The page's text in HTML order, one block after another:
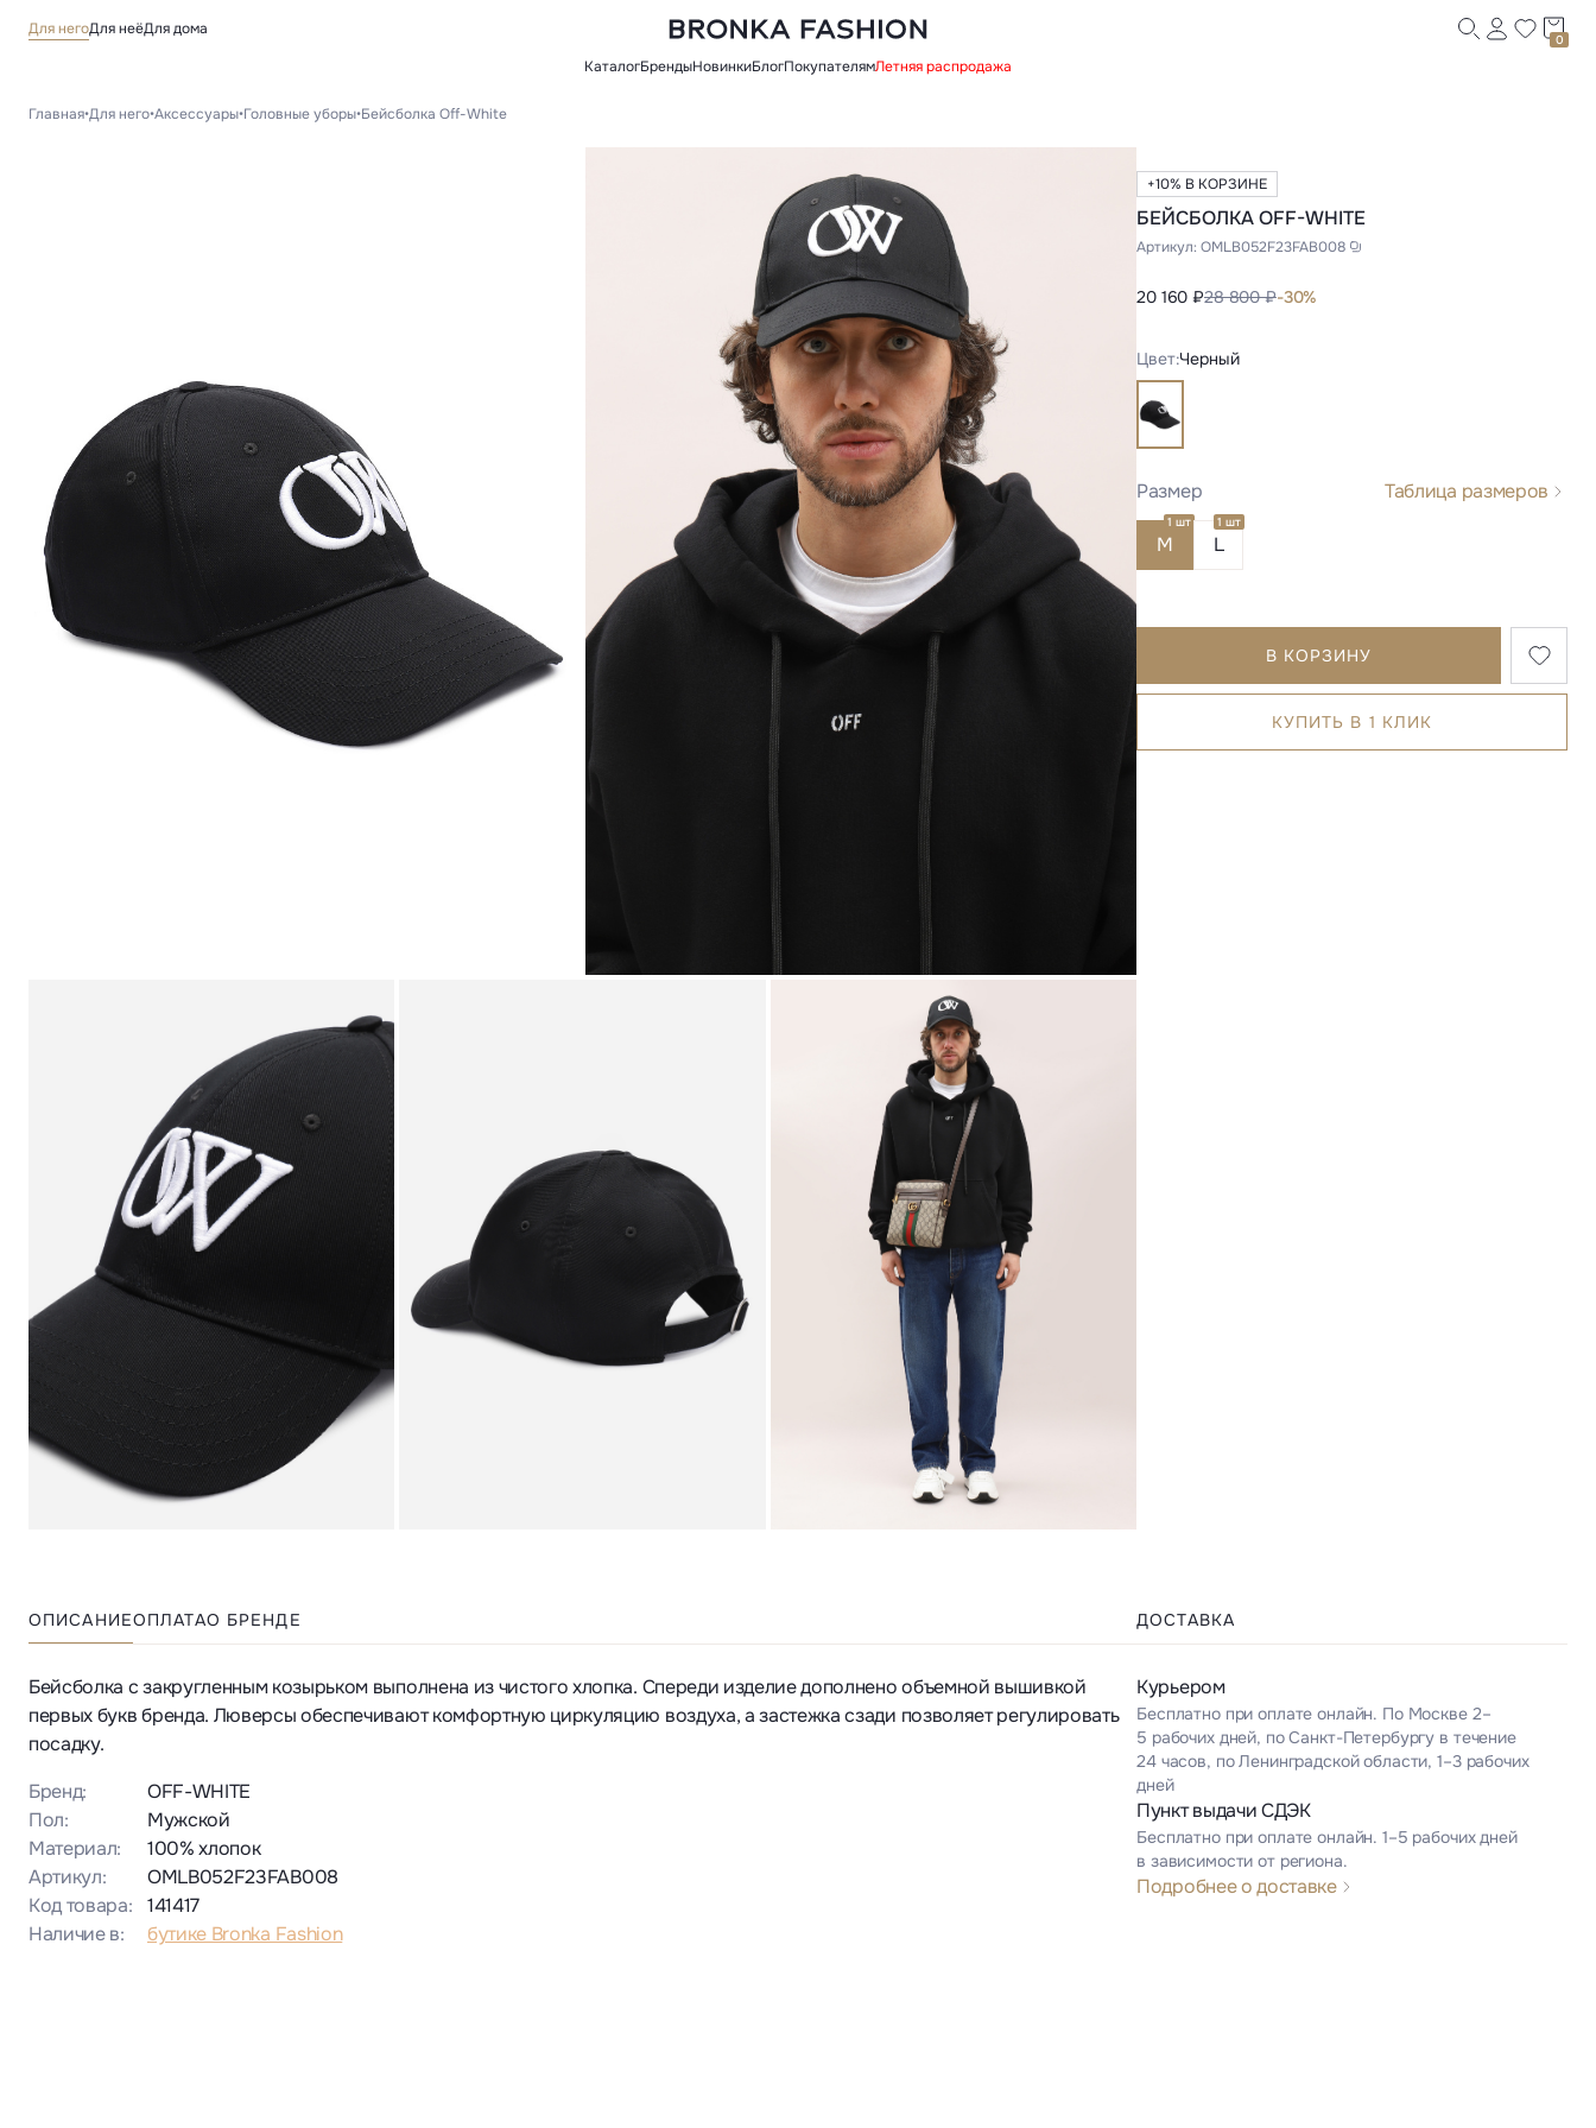
Для негоДля неёДля дома
0
КаталогБрендыНовинкиБлогПокупателямЛетняя распродажа
Главная•Для него•Аксессуары•Головные уборы•Бейсболка Off-White
+10% В КОРЗИНЕ
БЕЙСБОЛКА OFF-WHITE
Артикул:OMLB052F23FAB008
20 160 ₽28 800 ₽-30%
Цвет:Черный
Размер Таблица размеров
M
1 шт
L
1 шт
В КОРЗИНУ
КУПИТЬ В 1 КЛИК
ОПИСАНИЕОПЛАТАО БРЕНДЕ
Бейсболка с закругленным козырьком выполнена из чистого хлопка. Спереди изделие дополнено объемной вышивкой
первых букв бренда. Люверсы обеспечивают комфортную циркуляцию воздуха, а застежка сзади позволяет регулировать
посадку.
Бренд:
OFF-WHITE
Пол:
Мужской
Материал:
100% хлопок
Артикул:
OMLB052F23FAB008
Код товара:
141417
Наличие в:
бутике Bronka Fashion
ДОСТАВКА
Курьером
Бесплатно при оплате онлайн. По Москве 2–
5 рабочих дней, по Санкт-Петербургу в течение
24 часов, по Ленинградской области, 1–3 рабочих
дней
Пункт выдачи СДЭК
Бесплатно при оплате онлайн. 1–5 рабочих дней
в зависимости от региона.
Подробнее о доставке